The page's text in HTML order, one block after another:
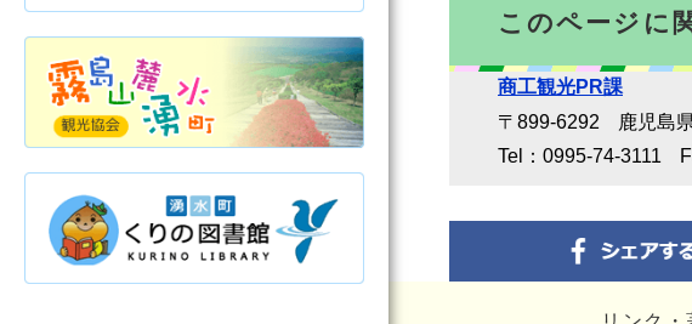
このページに
商工観光PR課
〒899-6292
鹿児島
Tel：0995-74-3111